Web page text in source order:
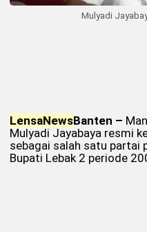
Mulyadi
LensaNewsBanten –
Mulyadi Jayabaya resmi
sebagai salah satu partai
Bupati Lebak 2 periode